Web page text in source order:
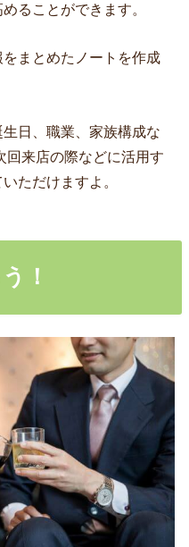
ることができます。
まとめたノートを作成
日、職業、家族構成な
回来店の際などに活用す
ただけますよ。
！